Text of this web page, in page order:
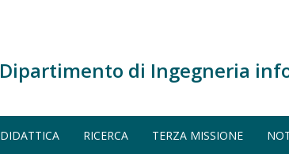
Dipartimento di Ingegneria
DIDATTICA RICERCA TERZA MISSIONE